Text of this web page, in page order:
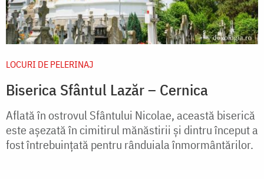
LOCURI DE PELERINAJ
Biserica Sfântul Lazăr – Cernica
Aflată în ostrovul Sfântului Nicolae, această biserică
este aşezată în cimitirul mănăstirii şi dintru început a
fost întrebuinţată pentru rânduiala înmormântărilor.